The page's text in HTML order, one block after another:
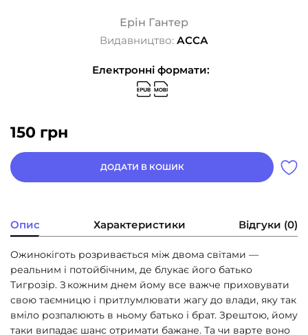
Ерін Гантер
Видавництво: АССА
Електронні формати:
150 грн
ДОДАТИ В КОШИК
Опис Характеристики Відгуки (0)
Ожинокіготь розривається між двома світами —
реальним і потойбічним, де блукає його батько
Тигрозір. З кожним днем йому все важче приховувати
свою таємницю і притлумлювати жагу до влади, яку так
вміло розпалюють в ньому батько і брат. Зрештою, йому
таки випадає шанс отримати бажане. Та чи варте воно